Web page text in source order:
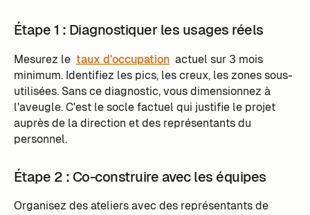
Étape 1 : Diagnostiquer les usages réels
Mesurez le taux d'occupation actuel sur 3 mois
minimum. Identifiez les pics, les creux, les zones sous-
utilisées. Sans ce diagnostic, vous dimensionnez à
l'aveugle. C'est le socle factuel qui justifie le projet
auprès de la direction et des représentants du
personnel.
Étape 2 : Co-construire avec les équipes
Organisez des ateliers avec des représentants de